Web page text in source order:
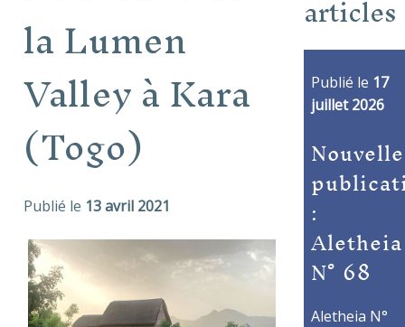
la Lumen
Valley à Kara
(Togo)
Publié le 13 avril 2021
articles
Publié le 17
juillet 2026
Nouvelle
:
Aletheia
N° 68
Aletheia N°